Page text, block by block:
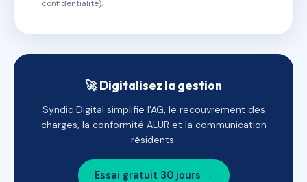
confidentialité).
🚀 Digitalisez la gestion
Syndic Digital simplifie l'AG, le recouvrement des
charges, la conformité ALUR et la communication
résidents.
Essai gratuit 30 jours →